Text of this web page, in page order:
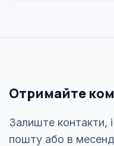
Отримайте
Залиште контакти,
пошту або в